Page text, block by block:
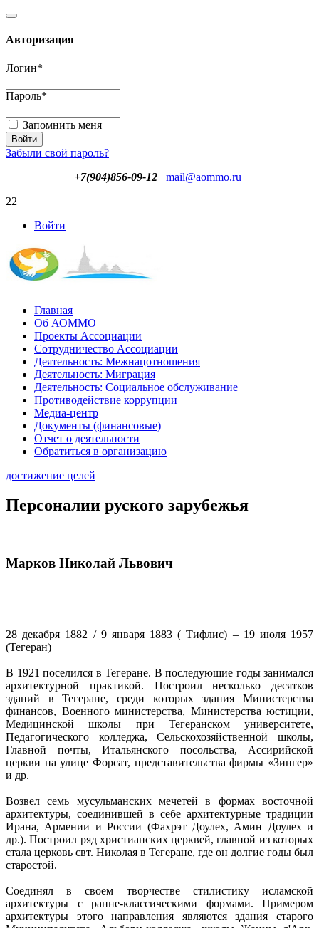
Авторизация
Логин*
Пароль*
Запомнить меня
Забыли свой пароль?
+7(904)856-09-12
mail@aommo.ru
22
Войти
Главная
Об АОММО
Проекты Ассоциации
Сотрудничество Ассоциации
Деятельность: Межнацотношения
Деятельность: Миграция
Деятельность: Социальное обслуживание
Противодействие коррупции
Медиа-центр
Документы (финансовые)
Отчет о деятельности
Обратиться в организацию
достижение целей
Персоналии руского зарубежья
Марков Николай Львович
28 декабря 1882 / 9 января 1883 ( Тифлис) – 19 июля 1957
(Тегеран)
В 1921 поселился в Тегеране. В последующие годы занимался
архитектурной практикой. Построил несколько десятков
зданий в Тегеране, среди которых здания Министерства
финансов, Военного министерства, Министерства юстиции,
Медицинской школы при Тегеранском университете,
Педагогического колледжа, Сельскохозяйственной школы,
Главной почты, Итальянского посольства, Ассирийской
церкви на улице Форсат, представительства фирмы «Зингер»
и др.
Возвел семь мусульманских мечетей в формах восточной
архитектуры, соединившей в себе архитектурные традиции
Ирана, Армении и России (Фахрэт Доулех, Амин Доулех и
др.). Построил ряд христианских церквей, главной из которых
стала церковь свт. Николая в Тегеране, где он долгие годы был
старостой.
Соединял в своем творчестве стилистику исламской
архитектуры с ранне-классическими формами. Примером
архитектуры этого направления являются здания старого